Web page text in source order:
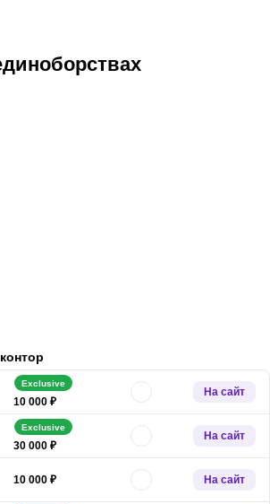
Exclusive
10 000 ₽
На сайт
Exclusive
30 000 ₽
На сайт
10 000 ₽ На сайт